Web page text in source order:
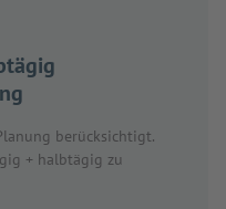
berücksichtigt.
+ halbtägig zu